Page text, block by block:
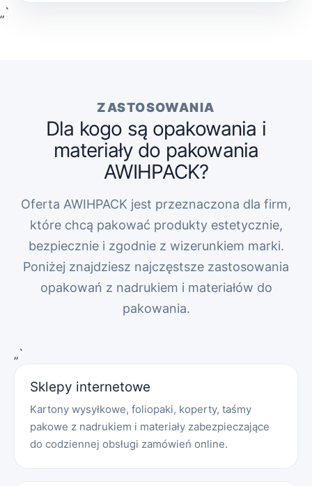
„`
ZASTOSOWANIA
Dla kogo są opakowania i
materiały do pakowania
AWIHPACK?
Oferta AWIHPACK jest przeznaczona dla firm,
które chcą pakować produkty estetycznie,
bezpiecznie i zgodnie z wizerunkiem marki.
Poniżej znajdziesz najczęstsze zastosowania
opakowań z nadrukiem i materiałów do
pakowania.
„`
Sklepy internetowe
Kartony wysyłkowe, foliopaki, koperty, taśmy
pakowe z nadrukiem i materiały zabezpieczające
do codziennej obsługi zamówień online.